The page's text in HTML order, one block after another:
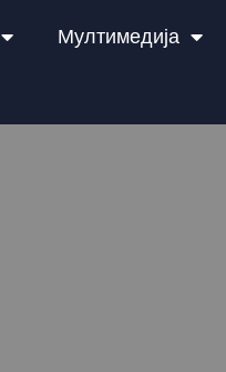
Мултимедија